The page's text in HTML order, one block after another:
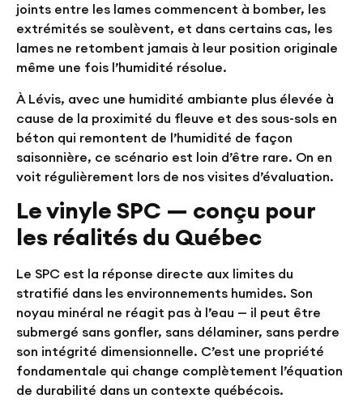
joints entre les lames commencent à bomber, les
extrémités se soulèvent, et dans certains cas, les
lames ne retombent jamais à leur position originale
même une fois l’humidité résolue.
À Lévis, avec une humidité ambiante plus élevée à
cause de la proximité du fleuve et des sous-sols en
béton qui remontent de l’humidité de façon
saisonnière, ce scénario est loin d’être rare. On en
voit régulièrement lors de nos visites d’évaluation.
Le vinyle SPC — conçu pour
les réalités du Québec
Le SPC est la réponse directe aux limites du
stratifié dans les environnements humides. Son
noyau minéral ne réagit pas à l’eau — il peut être
submergé sans gonfler, sans délaminer, sans perdre
son intégrité dimensionnelle. C’est une propriété
fondamentale qui change complètement l’équation
de durabilité dans un contexte québécois.